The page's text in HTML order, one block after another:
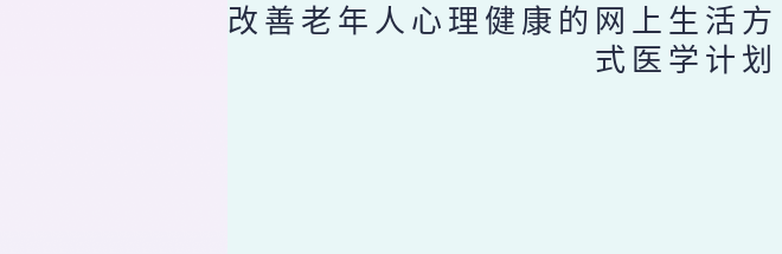
改善老年人心理健康的网上生活方
式医学计划